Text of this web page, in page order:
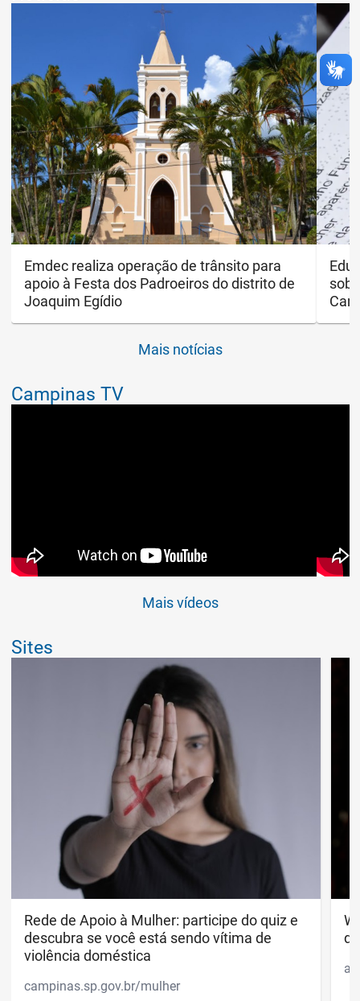
Divulgação/Emdec
Emdec realiza operação de trânsito para
apoio à Festa dos Padroeiros do distrito de
Joaquim Egídio
Mais notícias
Campinas TV
Mais vídeos
Sites
Rede de Apoio à Mulher: participe do quiz e
Rede de Apoio à Mulher: participe do quiz e
descubra se você está sendo vítima de
violência doméstica
campinas.sp.gov.br/mulher